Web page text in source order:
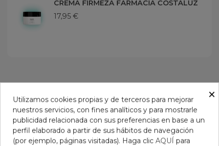
CREMA FIRMEZA FARMACIA COSTALUZ
17,95 €
CATEGORÍA:
×
Utilizamos cookies propias y de terceros para mejorar
nuestros servicios, con fines analíticos y para mostrarle
publicidad relacionada con sus preferencias en base a un
perfil elaborado a partir de sus hábitos de navegación
(por ejemplo, páginas visitadas). Haga clic AQUÍ para